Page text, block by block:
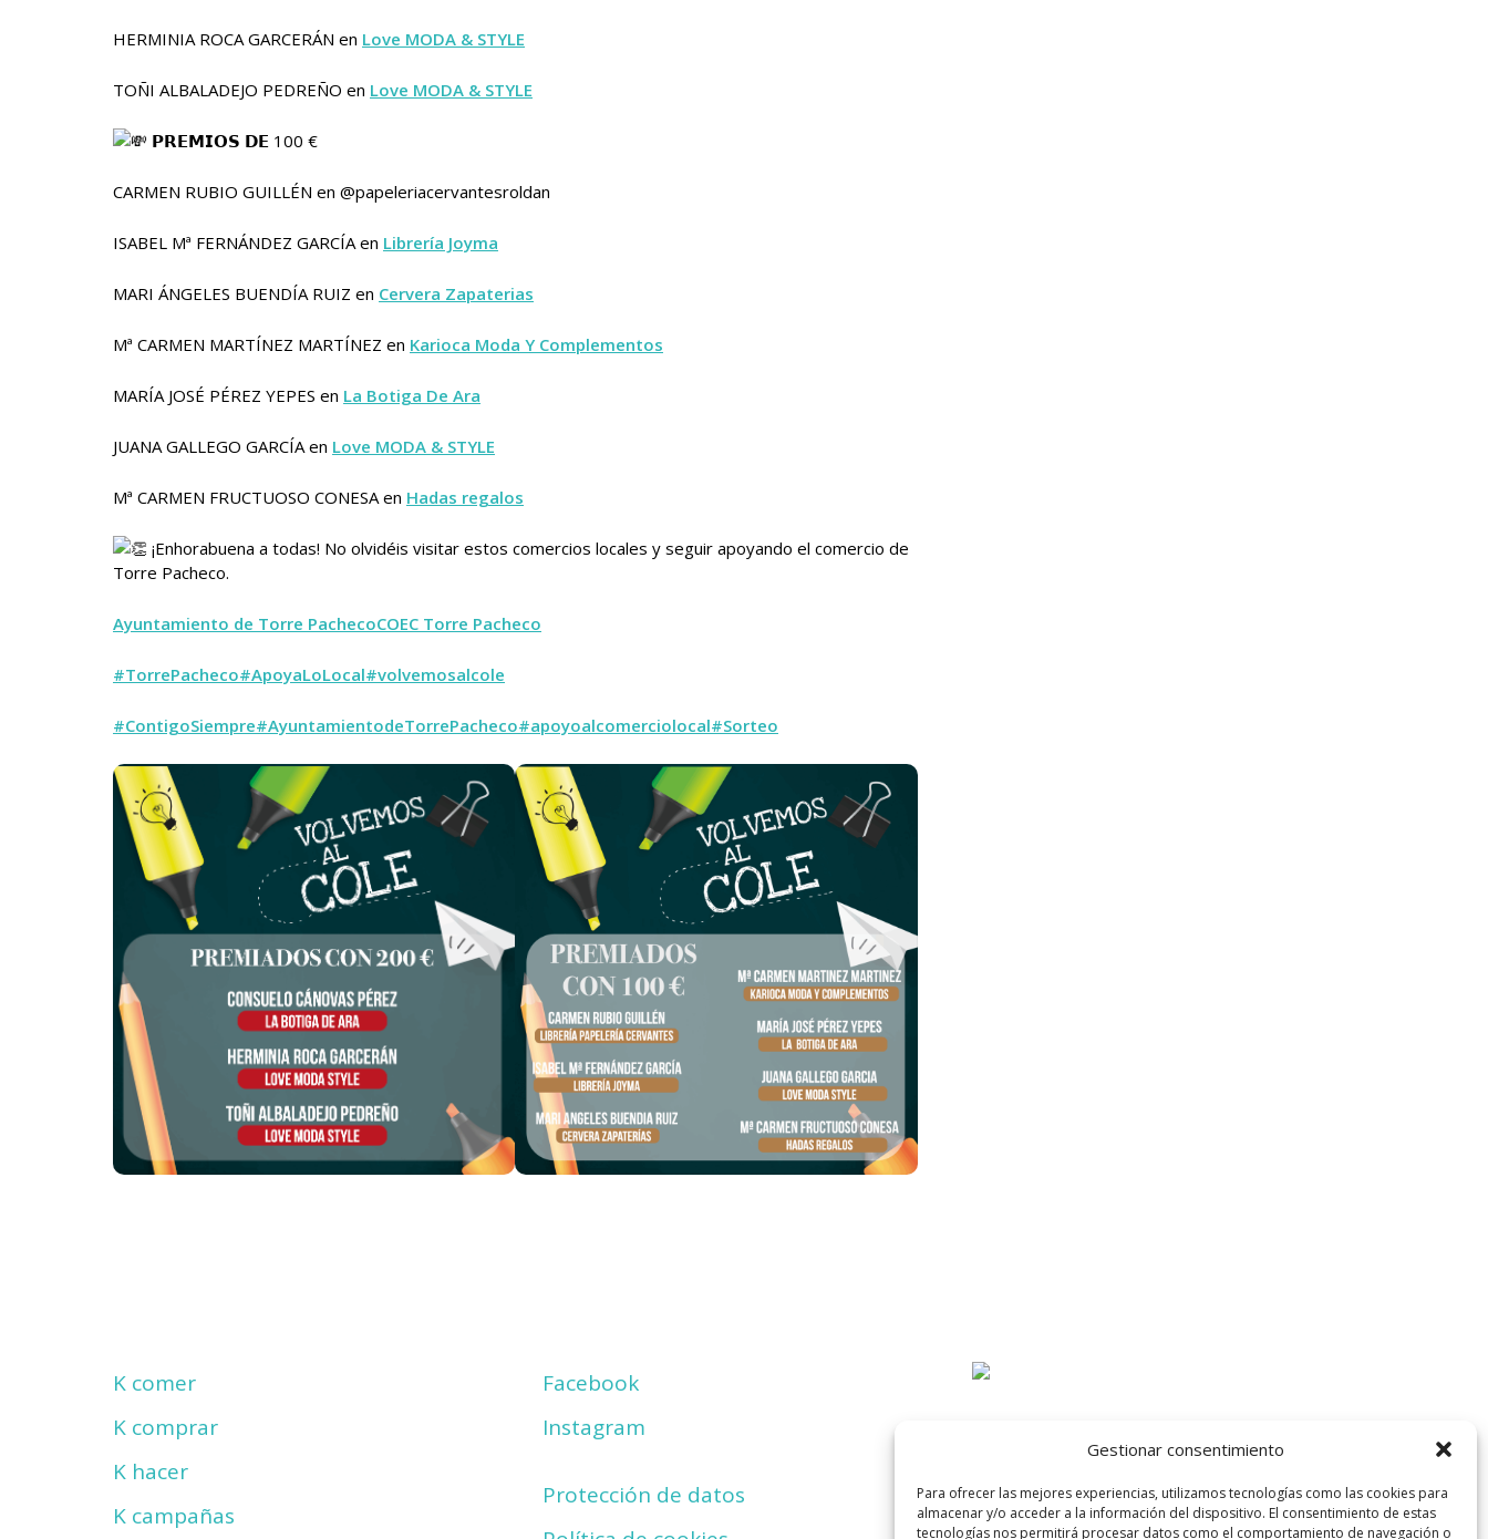
Gestionar consentimiento
Para ofrecer las mejores experiencias, utilizamos tecnologías como las cookies para
almacenar y/o acceder a la información del dispositivo. El consentimiento de estas
tecnologías nos permitirá procesar datos como el comportamiento de navegación o
HERMINIA ROCA GARCERÁN en Love MODA & STYLE
TOÑI ALBALADEJO PEDREÑO en Love MODA & STYLE
𝗣𝗥𝗘𝗠𝗜𝗢𝗦 𝗗𝗘 100 €
CARMEN RUBIO GUILLÉN en @papeleriacervantesroldan
ISABEL Mª FERNÁNDEZ GARCÍA en Librería Joyma
MARI ÁNGELES BUENDÍA RUIZ en Cervera Zapaterias
Mª CARMEN MARTÍNEZ MARTÍNEZ en Karioca Moda Y Complementos
MARÍA JOSÉ PÉREZ YEPES en La Botiga De Ara
JUANA GALLEGO GARCÍA en Love MODA & STYLE
Mª CARMEN FRUCTUOSO CONESA en Hadas regalos
¡Enhorabuena a todas! No olvidéis visitar estos comercios locales y seguir apoyando el comercio de
Torre Pacheco.
Ayuntamiento de Torre PachecoCOEC Torre Pacheco
#TorrePacheco#ApoyaLoLocal#volvemosalcole
#ContigoSiempre#AyuntamientodeTorrePacheco#apoyoalcomerciolocal#Sorteo
K comer
K comprar
K hacer
K campañas
Facebook
Instagram
Protección de datos